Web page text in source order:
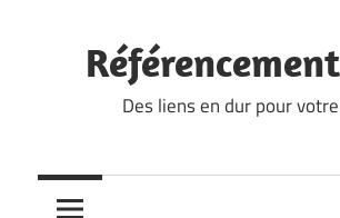
content
Des liens en dur pour votre